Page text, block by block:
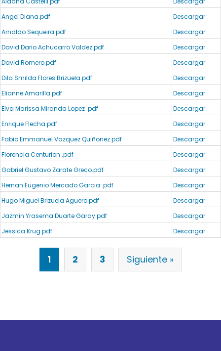
Angel Diana.pdf
Descargar
Arnaldo Sequeira.pdf
Descargar
David Dario Achucarro Valdez.pdf
Descargar
David Romero.pdf
Descargar
Dila Smilda Flores Brizuela.pdf
Descargar
Elianne Amarilla.pdf
Descargar
Elva Marissa Miranda Lopez .pdf
Descargar
Enrique Flecha.pdf
Descargar
Fabio Emmanuel Vazquez Quiñonez.pdf
Descargar
Florencia Centurion .pdf
Descargar
Gabriel Gustavo Zarate Greco.pdf
Descargar
Hernan Eugenio Mercado Garcia .pdf
Descargar
Hugo Miguel Brizuela Aguero.pdf
Descargar
Jazmin Yrasema Duarte Garay.pdf
Descargar
Jessica Krug.pdf
Descargar
1 2 3 Siguiente »